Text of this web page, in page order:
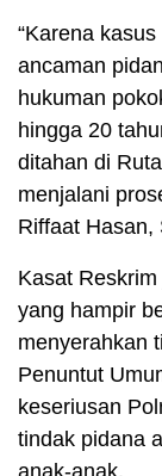
“Karena
ancaman
hukuman
hingga 20
ditahan di
menjalani
Riffaat Hasan,
Kasat
yang hampir
menyerahkan
Penuntut
keseriusan
tindak pidana